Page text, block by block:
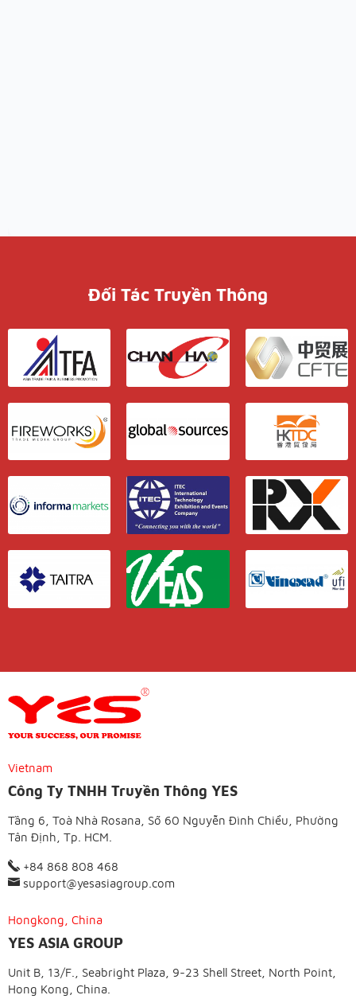
Đối Tác Truyền Thông
Vietnam
Công Ty TNHH Truyền Thông YES
Tầng 6, Toà Nhà Rosana, Số 60 Nguyễn Đình Chiểu, Phường
Tân Định, Tp. HCM.
+84 868 808 468
support@yesasiagroup.com
Hongkong, China
YES ASIA GROUP
Unit B, 13/F., Seabright Plaza, 9-23 Shell Street, North Point,
Hong Kong, China.